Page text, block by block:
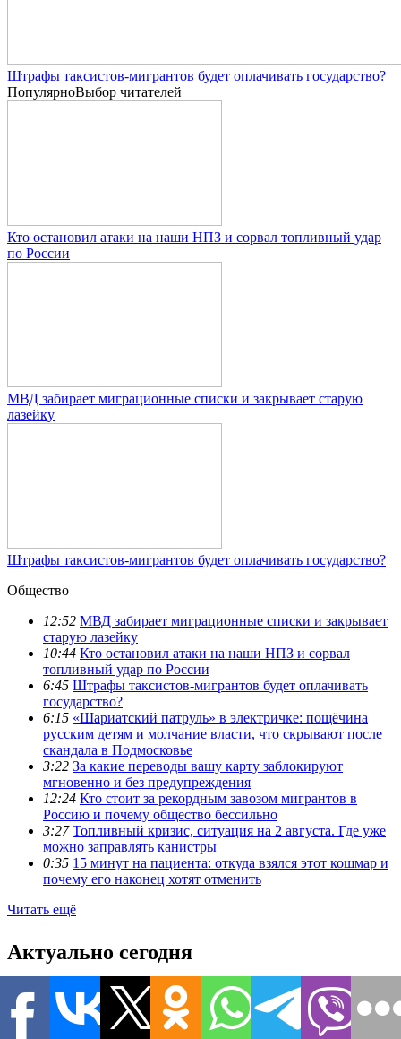
Штрафы таксистов-мигрантов будет оплачивать государство?
ПопулярноВыбор читателей
Кто остановил атаки на наши НПЗ и сорвал топливный удар
по России
МВД забирает миграционные списки и закрывает старую
лазейку
Штрафы таксистов-мигрантов будет оплачивать государство?
Общество
12:52 МВД забирает миграционные списки и закрывает
старую лазейку
10:44 Кто остановил атаки на наши НПЗ и сорвал
топливный удар по России
6:45 Штрафы таксистов-мигрантов будет оплачивать
государство?
6:15 «Шариатский патруль» в электричке: пощёчина
русским детям и молчание власти, что скрывают после
скандала в Подмосковье
3:22 За какие переводы вашу карту заблокируют
мгновенно и без предупреждения
12:24 Кто стоит за рекордным завозом мигрантов в
Россию и почему общество бессильно
3:27 Топливный кризис, ситуация на 2 августа. Где уже
можно заправлять канистры
0:35 15 минут на пациента: откуда взялся этот кошмар и
почему его наконец хотят отменить
Читать ещё
Актуально сегодня